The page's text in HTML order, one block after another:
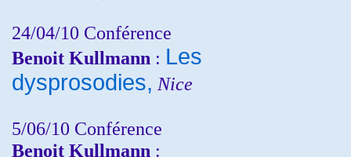
24/04/10 Conférence
Benoit Kullmann : Les
dysprosodies, Nice
5/06/10 Conférence
Benoit Kullmann :